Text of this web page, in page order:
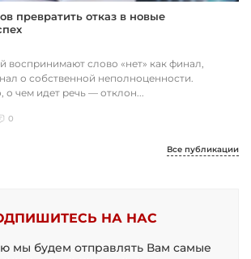
превратить отказ в новые
слово «нет» как финал,
о собственной неполноценности.
о чем идет речь — отклон...
0
Все публикации
НА НАС
мы будем отправлять Вам самые